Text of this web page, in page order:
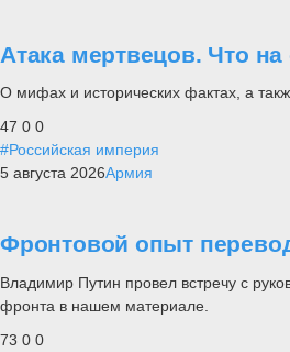
Атака мертвецов. Что
О мифах и исторических фактах, а
47 0 0
#Российская империя
5 августа 2026Армия
Фронтовой опыт
Владимир Путин провел встречу с
фронта в нашем материале.
73 0 0